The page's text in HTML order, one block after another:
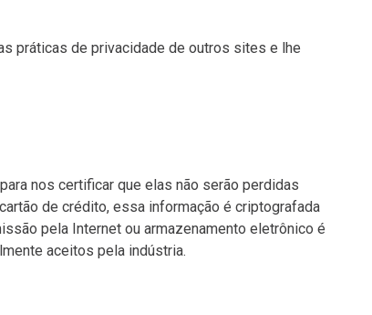
práticas de privacidade de outros sites e lhe
nos certificar que elas não serão perdidas
de crédito, essa informação é criptografada
pela Internet ou armazenamento eletrônico é
aceitos pela indústria.